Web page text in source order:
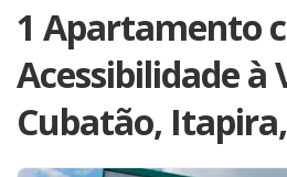
1 Apartamento
Acessibilidade à
Cubatão,